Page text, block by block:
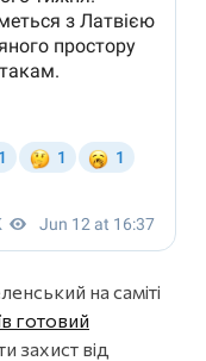
на саміті
готовий
захист від